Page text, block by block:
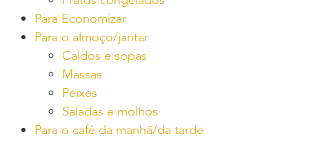
Para Economizar
Para o almoço/jantar
Caldos e sopas
Massas
Peixes
Saladas e molhos
Para o café da manhã/da tarde